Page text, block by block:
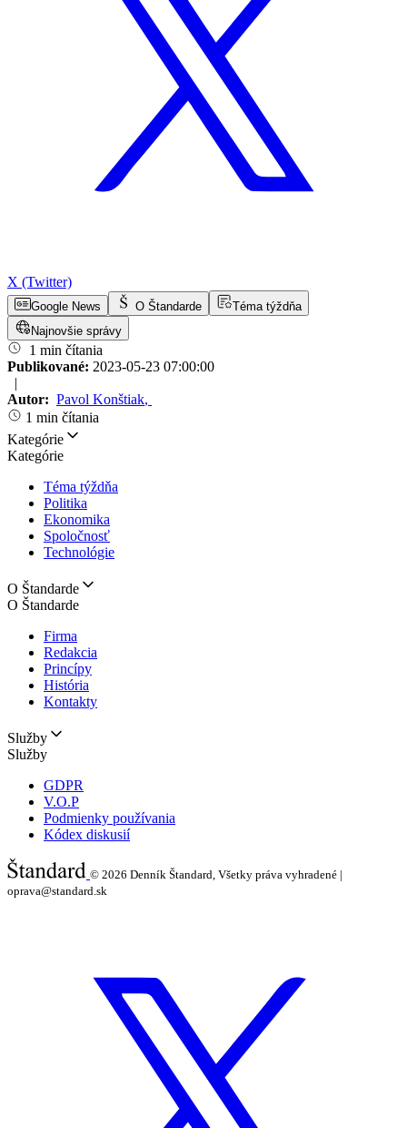
X (Twitter)
Google News O Štandarde
Téma týždňa
Najnovšie správy
1 min čítania
Publikované: 2023-05-23 07:00:00
|
Autor: Pavol Konštiak,
1 min čítania
Kategórie
Kategórie
Téma týždňa
Politika
Ekonomika
Spoločnosť
Technológie
O Štandarde
O Štandarde
Firma
Redakcia
Princípy
História
Kontakty
Služby
Služby
GDPR
V.O.P
Podmienky používania
Kódex diskusií
© 2026 Denník Štandard, Všetky práva vyhradené |
oprava@standard.sk